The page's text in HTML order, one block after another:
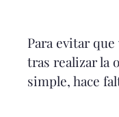
Para evitar que
tras realizar la
simple, hace